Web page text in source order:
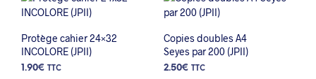
Protège cahier 24×32
INCOLORE (JPII)
1.90€ TTC
Copies doubles A4
Seyes par 200 (JPII)
2.50€ TTC